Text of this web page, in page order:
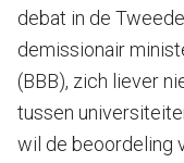
debat in de
demissionair
(BBB), zich liever
tussen
wil de beoordeling